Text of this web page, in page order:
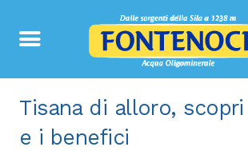
Tisana di alloro,
e i benefici